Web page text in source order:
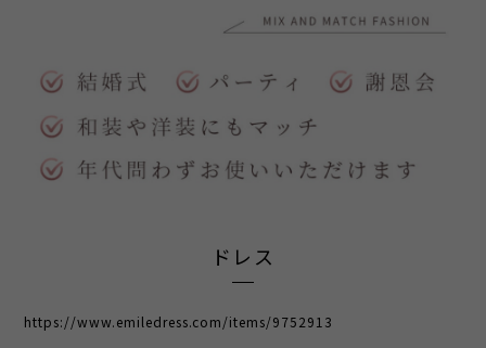
ドレス
https://www.emiledress.com/items/9752913